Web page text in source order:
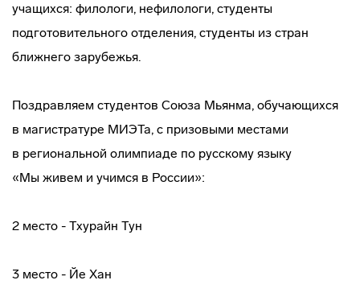
учащихся: филологи, нефилологи, студенты
подготовительного отделения, студенты из стран
ближнего зарубежья.
Поздравляем студентов Союза Мьянма, обучающихся
в магистратуре МИЭТа, с призовыми местами
в региональной олимпиаде по русскому языку
«Мы живем и учимся в России»:
2 место - Тхурайн Тун
3 место - Йе Хан